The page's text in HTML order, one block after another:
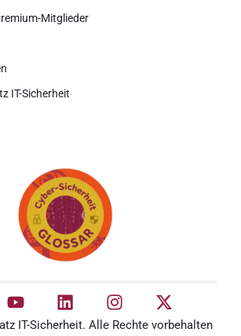
Mitglieder
IT-Sicherheit
IT-Sicherheit. Alle Rechte vorbehalten